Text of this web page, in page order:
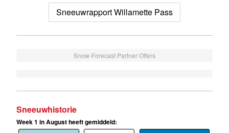
Sneeuwrapport Willamette Pass
Snow-Forecast Partner Offers
Sneeuwhistorie
Week 1 in August heeft gemiddeld: